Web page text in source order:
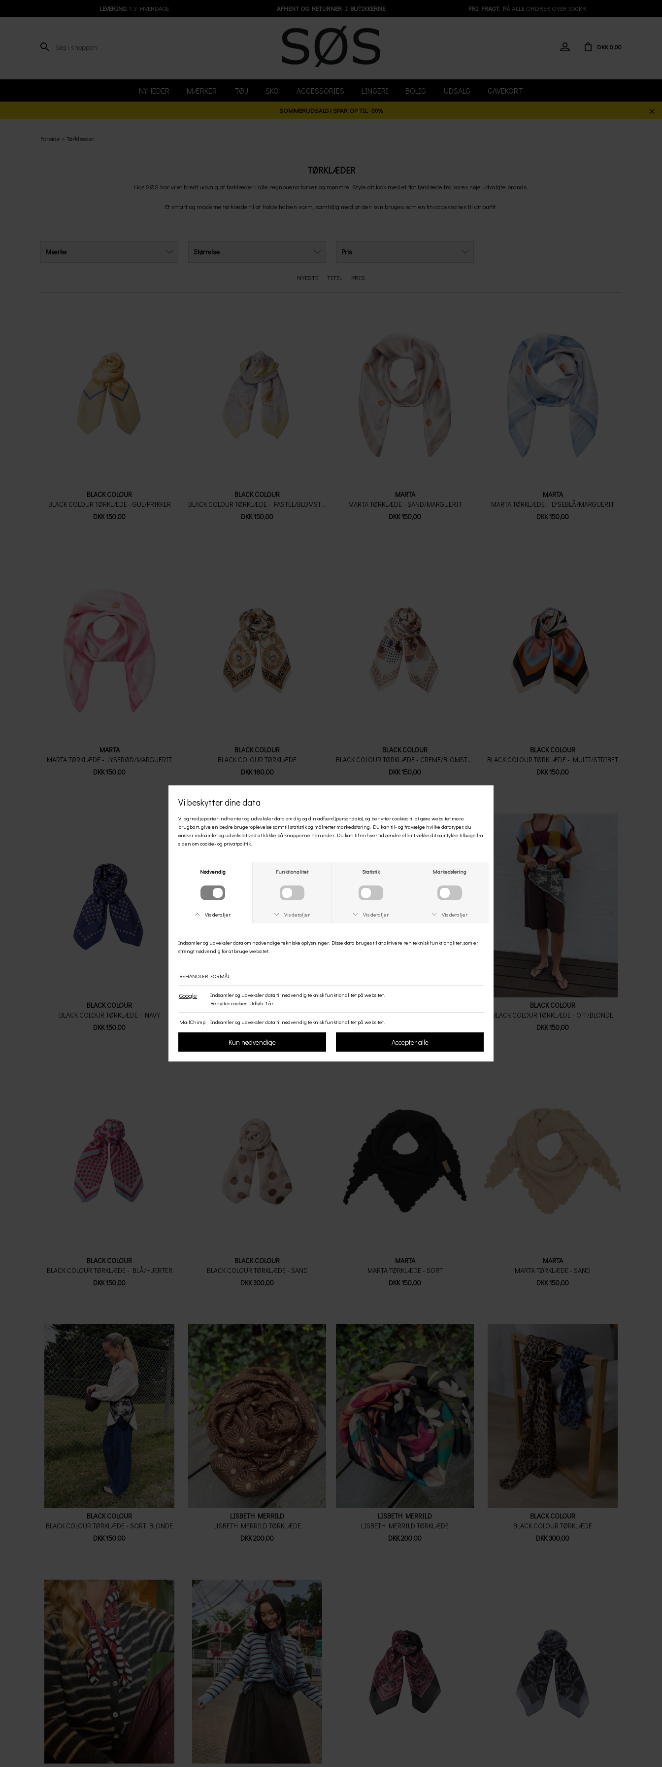
LEVERING: 1-3 HVERDAGE AFHENT OG RETURNER I BUTIKKERNE FRI FRAGT: PÅ ALLE ORDRER OVER 500KR.
DKK 0,00
NYHEDER MÆRKER TØJ SKO ACCESSORIES LINGERI BOLIG UDSALG GAVEKORT
SOMMERUDSALG ! SPAR OP TIL -50%
Forside Tørklæder
TØRKLÆDER
Hos SØS har vi et bredt udvalg af tørklæder i alle regnbuens farver og mønstre. Style dit look med et flot tørklæde fra vores nøje udvalgte brands.
Et smart og moderne tørklæde til at holde halsen varm, samtidig med at den kan bruges som en fin accessories til dit outfit.
Mærke Størrelse Pris
NYESTE TITEL PRIS
BLACK COLOUR
BLACK COLOUR TØRKLÆDE - GUL/PRIKKER
DKK 150,00
BLACK COLOUR
BLACK COLOUR TØRKLÆDE - PASTEL/BLOMSTER
DKK 150,00
MARTA
MARTA TØRKLÆDE - SAND/MARGUERIT
DKK 150,00
MARTA
MARTA TØRKLÆDE - LYSEBLÅ/MARGUERIT
DKK 150,00
MARTA
MARTA TØRKLÆDE - LYSERØD/MARGUERIT
DKK 150,00
BLACK COLOUR
BLACK COLOUR TØRKLÆDE
DKK 180,00
BLACK COLOUR
BLACK COLOUR TØRKLÆDE - CREME/BLOMSTER
DKK 150,00
BLACK COLOUR
BLACK COLOUR TØRKLÆDE - MULTI/STRIBET
DKK 150,00
BLACK COLOUR
BLACK COLOUR TØRKLÆDE - NAVY
DKK 150,00
BLACK COLOUR
BLACK COLOUR TØRKLÆDE - CREME
DKK 150,00
BLACK COLOUR TØRKLÆDE - SAND/HJERTE
BLACK COLOUR
BLACK COLOUR TØRKLÆDE - OFF/BLONDE
DKK 150,00
BLACK COLOUR
BLACK COLOUR TØRKLÆDE - BLÅ/HJERTER
DKK 150,00
BLACK COLOUR
BLACK COLOUR TØRKLÆDE - SAND
DKK 300,00
MARTA
MARTA TØRKLÆDE - SORT
DKK 150,00
MARTA
MARTA TØRKLÆDE - SAND
DKK 150,00
BLACK COLOUR
BLACK COLOUR TØRKLÆDE - SORT BLONDE
DKK 150,00
LISBETH MERRILD
LISBETH MERRILD TØRKLÆDE
DKK 200,00
LISBETH MERRILD
LISBETH MERRILD TØRKLÆDE
DKK 200,00
BLACK COLOUR
BLACK COLOUR TØRKLÆDE
DKK 300,00